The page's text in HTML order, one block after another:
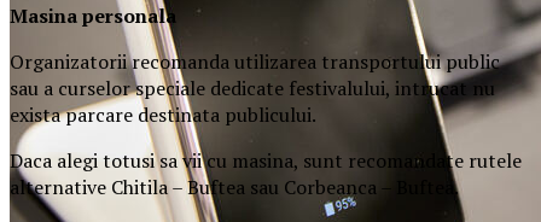
Masinapersonala
Organizatorii recomanda utilizarea transportului public
sau a curselor speciale dedicate festivalului, intrucat nu
exista parcare destinata publicului.
Daca alegi totusi sa vii cu masina, sunt recomandate rutele
alternative Chitila – Buftea sau Corbeanca – Buftea.